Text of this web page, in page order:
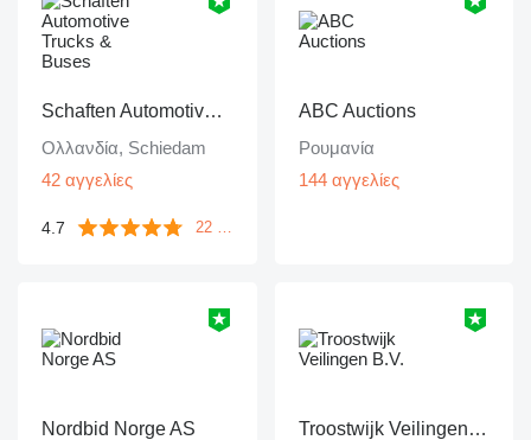
Schaften Automotive Trucks & Buses
Ολλανδία, Schiedam
42 αγγελίες
4.7 22 ανατροφοδοτήσεις
ABC Auctions
Ρουμανία
144 αγγελίες
Nordbid Norge AS
Troostwijk Veilingen B.V.